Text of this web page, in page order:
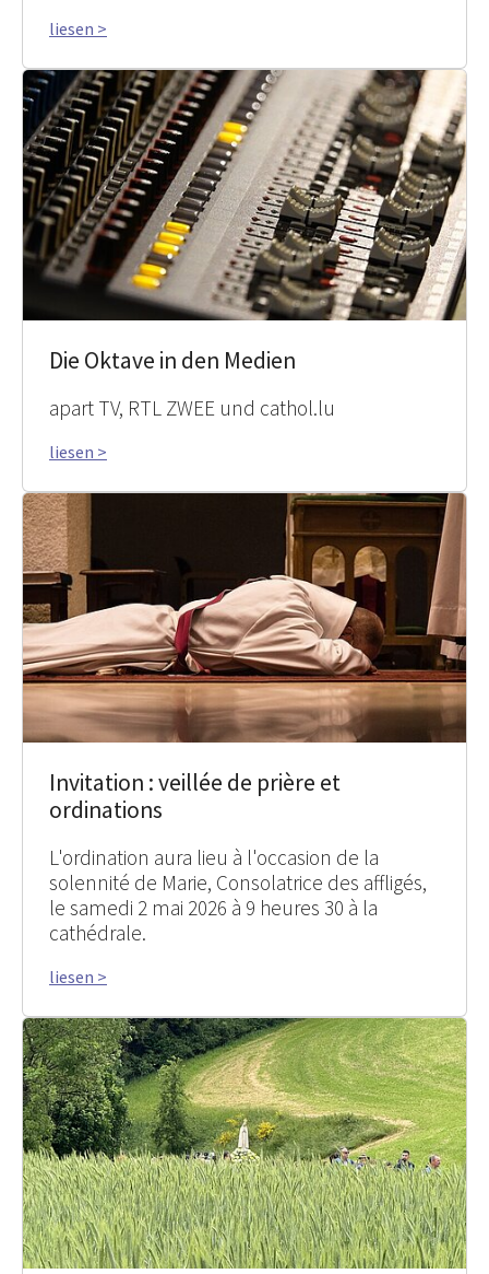
liesen >
Die Oktave in den Medien
apart TV, RTL ZWEE und cathol.lu
liesen >
Invitation : veillée de prière et
ordinations
L'ordination aura lieu à l'occasion de la
solennité de Marie, Consolatrice des affligés,
le samedi 2 mai 2026 à 9 heures 30 à la
cathédrale.
liesen >